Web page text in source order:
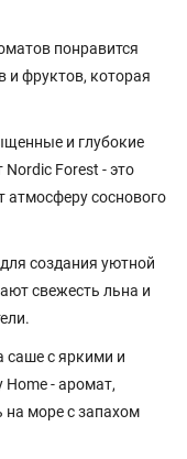
понравится
и фруктов, которая
и глубокие
Forest - это
атмосферу соснового
создания уютной
свежесть льна и
саше с яркими и
- аромат,
море с запахом